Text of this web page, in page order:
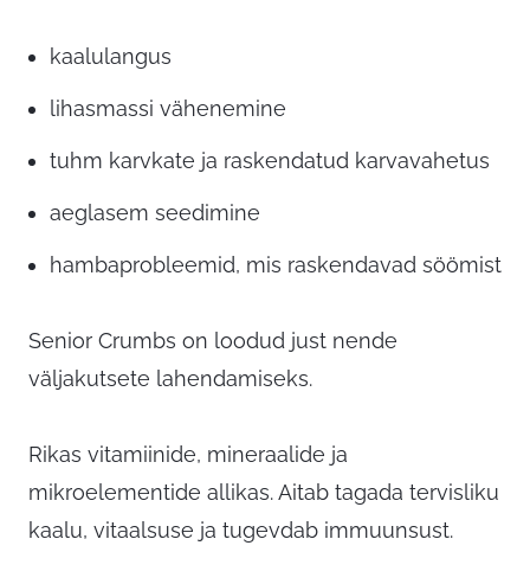
kaalulangus
lihasmassi vähenemine
tuhm karvkate ja raskendatud karvavahetus
aeglasem seedimine
hambaprobleemid, mis raskendavad söömist
Senior Crumbs on loodud just nende
väljakutsete lahendamiseks.
Rikas vitamiinide, mineraalide ja
mikroelementide allikas. Aitab tagada tervisliku
kaalu, vitaalsuse ja tugevdab immuunsust.